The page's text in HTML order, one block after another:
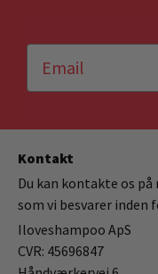
Kontakt
Du kan kontakte os på
som vi besvarer inden
Iloveshampoo ApS
CVR: 45696847